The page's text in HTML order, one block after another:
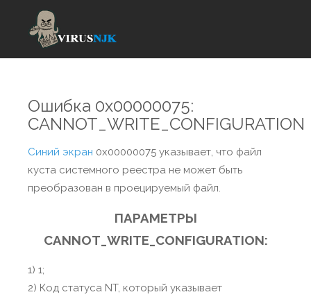
Ошибка 0x00000075:
CANNOT_WRITE_CONFIGURATION
Синий экран 0x00000075 указывает, что файл
куста системного реестра не может быть
преобразован в проецируемый файл.
ПАРАМЕТРЫ
CANNOT_WRITE_CONFIGURATION:
1) 1;
2) Код статуса NT, который указывает